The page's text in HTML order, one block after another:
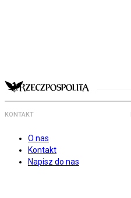
KONTAKT
O nas
Kontakt
Napisz do nas